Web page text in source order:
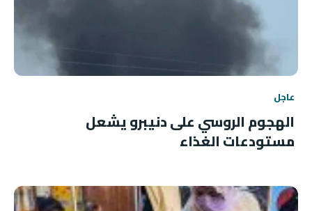
عاجل
الهجوم الروسي على دنيبرو يشعل
مستودعات الغذاء